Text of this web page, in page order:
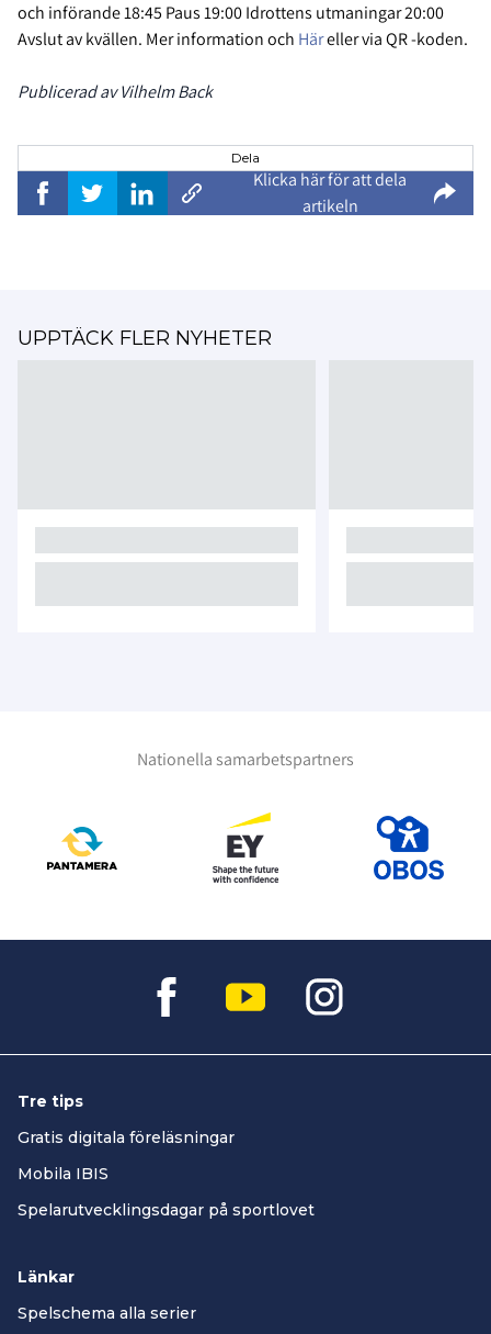
och införande 18:45 Paus 19:00 Idrottens utmaningar 20:00
Avslut av kvällen. Mer information och Häreller via QR -koden.
Publicerad av Vilhelm Back
Dela
Klicka här för att dela
artikeln
UPPTÄCK FLER NYHETER
Nationella samarbetspartners
Tre tips
Gratis digitala föreläsningar
Mobila IBIS
Spelarutvecklingsdagar på sportlovet
Länkar
Spelschema alla serier